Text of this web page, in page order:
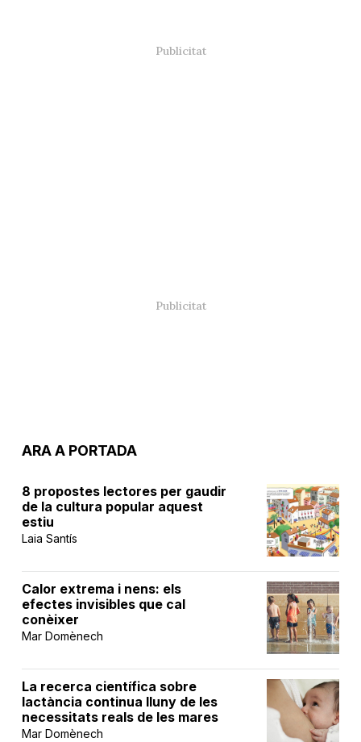
ARA A PORTADA
8 propostes lectores per gaudir
de la cultura popular aquest
estiu
Laia Santís
Calor extrema i nens: els
efectes invisibles que cal
conèixer
Mar Domènech
La recerca científica sobre
lactància continua lluny de les
necessitats reals de les mares
Mar Domènech